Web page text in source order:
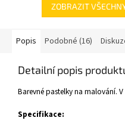
ZOBRAZIT
Popis Podobné (16)
Detailní popis
Barevné pastelky na malování.
Specifikace: